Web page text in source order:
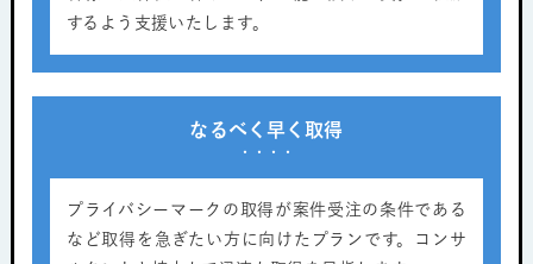
するよう支援いたします。
なるべく早く取得
プライバシーマークの取得が案件受注の条件である
など取得を急ぎたい方に向けたプランです。コンサ